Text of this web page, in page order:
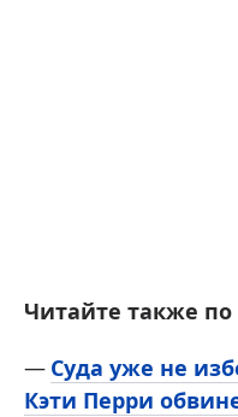
Читайте также по
Суда уже не
Кэти Перри